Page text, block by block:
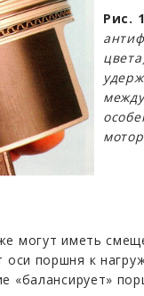
Рис.
могут иметь
поршня к